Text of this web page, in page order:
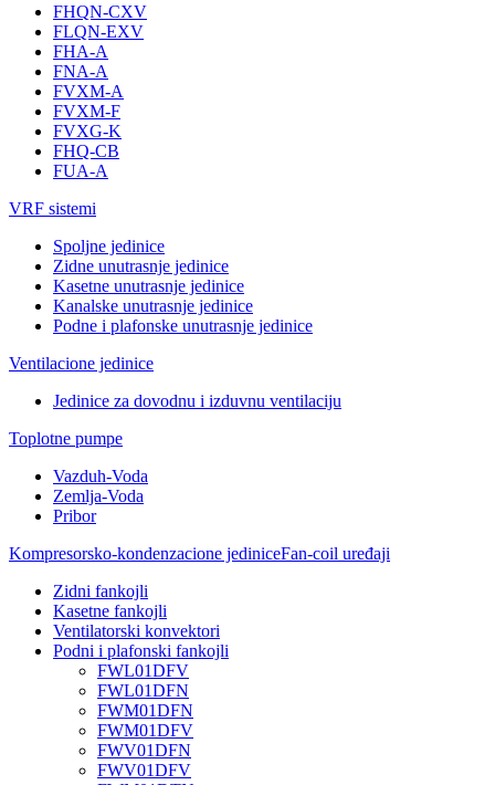
FHQN-CXV
FLQN-EXV
FHA-A
FNA-A
FVXM-A
FVXM-F
FVXG-K
FHQ-CB
FUA-A
VRF sistemi
Spoljne jedinice
Zidne unutrasnje jedinice
Kasetne unutrasnje jedinice
Kanalske unutrasnje jedinice
Podne i plafonske unutrasnje jedinice
Ventilacione jedinice
Jedinice za dovodnu i izduvnu ventilaciju
Toplotne pumpe
Vazduh-Voda
Zemlja-Voda
Pribor
Kompresorsko-kondenzacione jediniceFan-coil uređaji
Zidni fankojli
Kasetne fankojli
Ventilatorski konvektori
Podni i plafonski fankojli
FWL01DFV
FWL01DFN
FWM01DFN
FWM01DFV
FWV01DFN
FWV01DFV